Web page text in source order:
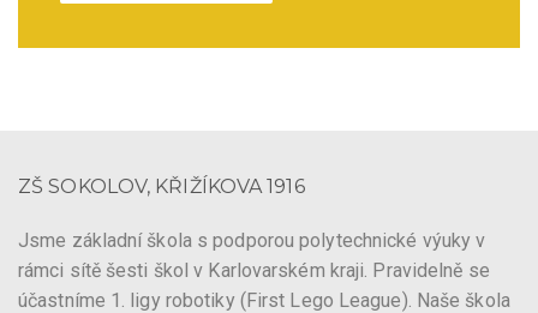
ZŠ SOKOLOV, KŘIŽÍKOVA 1916
Jsme základní škola s podporou polytechnické výuky v
rámci sítě šesti škol v Karlovarském kraji. Pravidelně se
účastníme 1. ligy robotiky (First Lego League). Naše škola